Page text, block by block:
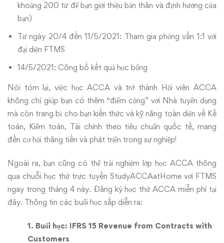
khoảng 200 từ để bạn giới thiệu bản thân và định hướng của
bạn)
Từ ngày 20/4 đến 11/5/2021: Tham gia phỏng vấn 1:1 với
đại diện FTMS
14/5/2021: Công bố kết quả học bổng
Nói tóm lại, việc học ACCA và trở thành Hội viên ACCA
không chỉ giúp bạn có thêm “điểm cộng” với Nhà tuyển dụng
mà còn trang bị cho bạn kiến thức và kỹ năng toàn diện về Kế
toán, Kiểm toán, Tài chính theo tiêu chuẩn quốc tế, mang
đến cơ hội thăng tiến và phát triển trong sự nghiệp!
Ngoài ra, bạn cũng có thể trải nghiệm lớp học ACCA thông
qua chuỗi học thử trực tuyến StudyACCAatHome với FTMS
ngay trong tháng 4 này. Đăng ký học thử ACCA miễn phí tại
đây. Thông tin các buổi học sắp diễn ra:
1. Buổi học: IFRS 15 Revenue from Contracts with
Customers